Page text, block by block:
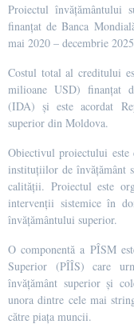
Proiectul învățământului
finanțat de Banca
mai 2020 – decembrie
Costul total al creditului
milioane USD) finanțat
(IDA) și este acordat
superior din Moldova.
Obiectivul proiectului este
instituțiilor de învățământ
calității. Proiectul este
intervenții sistemice în
învățământului superior.
O componentă a PÎSM
Superior (PÎÎS) care
învățământ superior și
unora dintre cele mai
către piața muncii.